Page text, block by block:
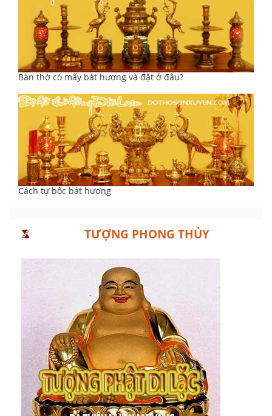
Bàn thờ có mấy bát hương và đặt ở đâu?
Cách tự bốc bát hương
TƯỢNG PHONG THỦY